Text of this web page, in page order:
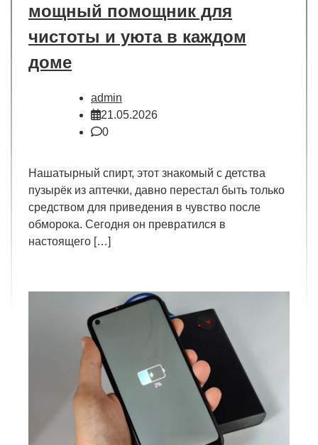
мощный помощник для
чистоты и уюта в каждом
доме
admin
21.05.2026
0
Нашатырный спирт, этот знакомый с детства
пузырёк из аптечки, давно перестал быть только
средством для приведения в чувство после
обморока. Сегодня он превратился в
настоящего […]